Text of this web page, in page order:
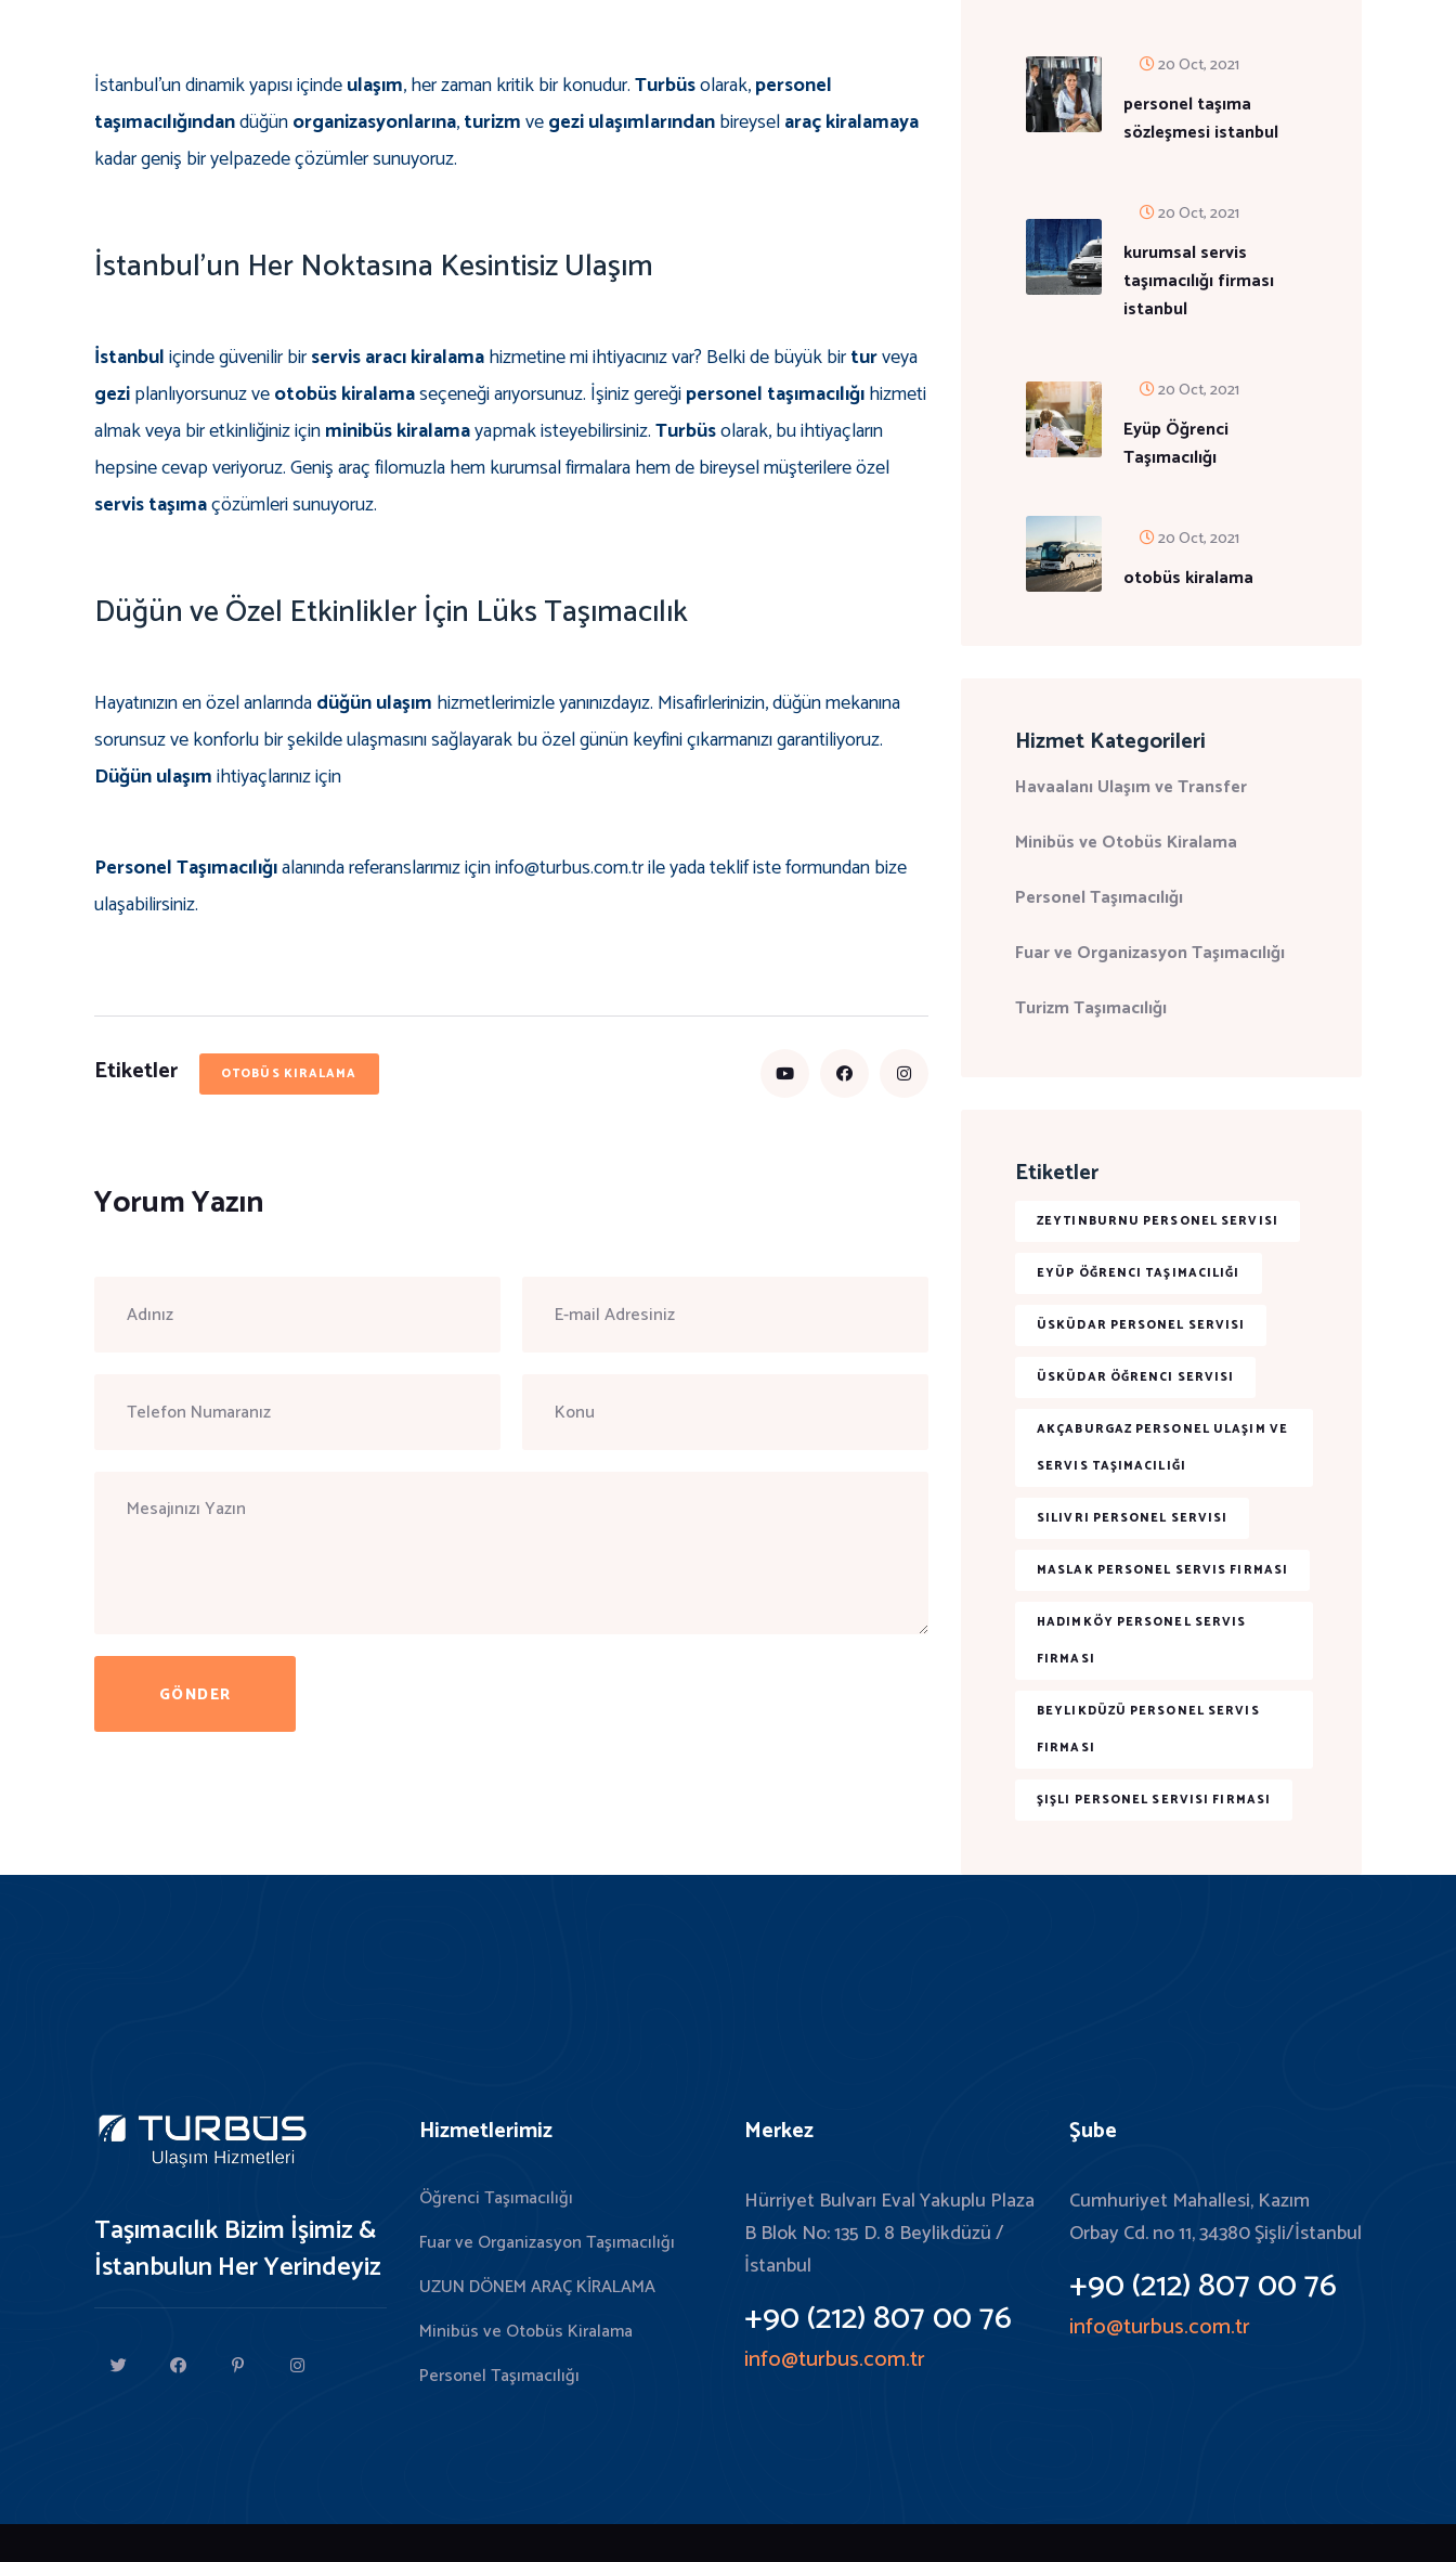
İstanbul'un dinamik yapısı içindeulaşım, her zaman kritik bir konudur.Turbüsolarak,personel
taşımacılığındandüğünorganizasyonlarına,turizmvegezi ulaşımlarındanbireyselaraç kiralamaya
kadar geniş bir yelpazede çözümler sunuyoruz.
İstanbul'un Her Noktasına Kesintisiz Ulaşım
İstanbuliçinde güvenilir birservis aracı kiralamahizmetine mi ihtiyacınız var? Belki de büyük birturveya
geziplanlıyorsunuz veotobüs kiralamaseçeneği arıyorsunuz. İşiniz gereğipersonel taşımacılığıhizmeti
almak veya bir etkinliğiniz içinminibüs kiralamayapmak isteyebilirsiniz.Turbüsolarak, bu ihtiyaçların
hepsine cevap veriyoruz. Geniş araç filomuzla hem kurumsal firmalara hem de bireysel müşterilere özel
servis taşımaçözümleri sunuyoruz.
Düğün ve Özel Etkinlikler İçin Lüks Taşımacılık
Hayatınızın en özel anlarındadüğün ulaşım hizmetlerimizle yanınızdayız. Misafirlerinizin, düğün mekanına
sorunsuz ve konforlu bir şekilde ulaşmasını sağlayarak bu özel günün keyfini çıkarmanızı garantiliyoruz.
Düğün ulaşımihtiyaçlarınız için
Personel Taşımacılığıalanında referanslarımız için info@turbus.com.tr ile yada teklif iste formundan bize
ulaşabilirsiniz.
Etiketler OTOBÜS KIRALAMA
Yorum Yazın
GÖNDER
20 Oct, 2021
personel taşıma
sözleşmesi istanbul
20 Oct, 2021
kurumsal servis
taşımacılığı firması
istanbul
20 Oct, 2021
Eyüp Öğrenci
Taşımacılığı
20 Oct, 2021
otobüs kiralama
Hizmet Kategorileri
Havaalanı Ulaşım ve Transfer
Minibüs ve Otobüs Kiralama
Personel Taşımacılığı
Fuar ve Organizasyon Taşımacılığı
Turizm Taşımacılığı
Etiketler
ZEYTINBURNU PERSONEL SERVISI
EYÜP ÖĞRENCI TAŞIMACILIĞI
ÜSKÜDAR PERSONEL SERVISI
ÜSKÜDAR ÖĞRENCI SERVISI
AKÇABURGAZ PERSONEL ULAŞIM VE
SERVIS TAŞIMACILIĞI
SILIVRI PERSONEL SERVISI
MASLAK PERSONEL SERVIS FIRMASI
HADIMKÖY PERSONEL SERVIS
FIRMASI
BEYLIKDÜZÜ PERSONEL SERVIS
FIRMASI
ŞIŞLI PERSONEL SERVISI FIRMASI
Taşımacılık Bizim İşimiz &
İstanbulun Her Yerindeyiz
Hizmetlerimiz
Öğrenci Taşımacılığı
Fuar ve Organizasyon Taşımacılığı
UZUN DÖNEM ARAÇ KİRALAMA
Minibüs ve Otobüs Kiralama
Personel Taşımacılığı
Merkez
Hürriyet Bulvarı Eval Yakuplu Plaza
B Blok No: 135 D. 8 Beylikdüzü /
İstanbul
+90 (212) 807 00 76
info@turbus.com.tr
Şube
Cumhuriyet Mahallesi, Kazım
Orbay Cd. no 11, 34380 Şişli/İstanbul
+90 (212) 807 00 76
info@turbus.com.tr